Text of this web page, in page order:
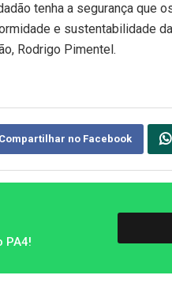
tenha a segurança que
e sustentabilidade
Rodrigo Pimentel.
Compartilhar no Facebook
PA4!